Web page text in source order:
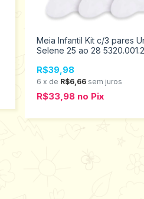
Meia Infantil Kit c/3 pares
Selene 25 ao 28
R$39,98
6 x de R$6,66 sem juros
R$33,98 no Pix